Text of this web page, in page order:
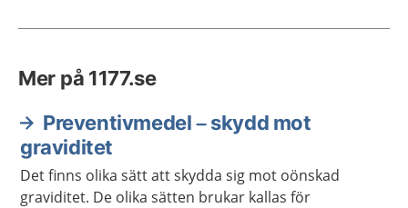
Mer på 1177.se
Preventivmedel – skydd mot
graviditet
Det finns olika sätt att skydda sig mot oönskad
graviditet. De olika sätten brukar kallas för